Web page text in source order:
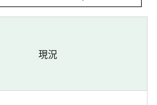
現況